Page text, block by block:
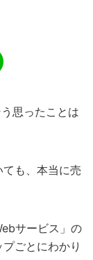
思ったことは
も、本当に売
サービス」の
ごとにわかり